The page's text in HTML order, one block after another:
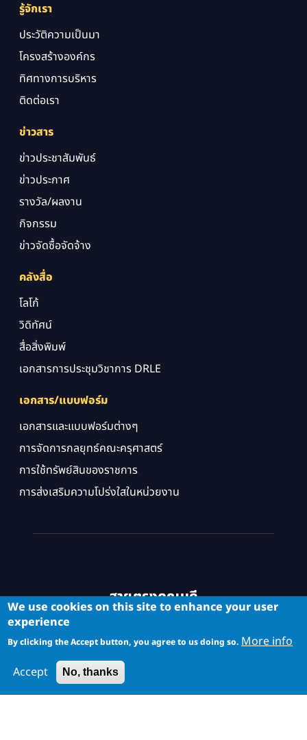
รู้จักเรา
ประวัติความเป็นมา
โครงสร้างองค์กร
ทิศทางการบริหาร
ติดต่อเรา
ข่าวสาร
ข่าวประชาสัมพันธ์
ข่าวประกาศ
รางวัล/ผลงาน
กิจกรรม
ข่าวจัดซื้อจัดจ้าง
คลังสื่อ
โลโก้
วิดิทัศน์
สื่อสิ่งพิมพ์
เอกสารการประชุมวิชาการ DRLE
เอกสาร/แบบฟอร์ม
เอกสารและแบบฟอร์มต่างๆ
การจัดการกลยุทธ์คณะครุศาสตร์
การใช้ทรัพย์สินของราชการ
การส่งเสริมความโปร่งใสในหน่วยงาน
สายตรงคณบดี
We use cookies on this site to enhance your user
experience
By clicking the Accept button, you agree to us doing so. More info
Accept
No, thanks